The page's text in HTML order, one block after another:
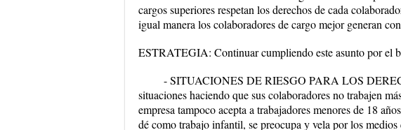
cargos superiores respetan los derechos de cada
igual manera los colaboradores de cargo mejor generan
ESTRATEGIA: Continuar cumpliendo este asunto por el
- SITUACIONES DE RIESGO PARA LOS
situaciones haciendo que sus colaboradores no trabajen
empresa tampoco acepta a trabajadores menores de 18
dé como trabajo infantil, se preocupa y vela por los